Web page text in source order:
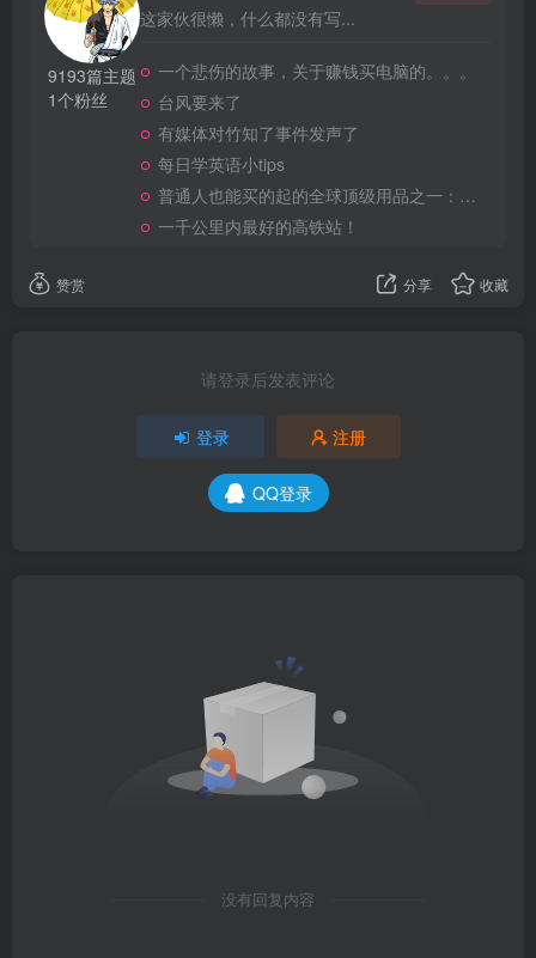
9193篇主题
1个粉丝
这家伙很懒，什么都没有写...
一个悲伤的故事，关于赚钱买电脑的。。。
台风要来了
有媒体对竹知了事件发声了
每日学英语小tips
普通人也能买的起的全球顶级用品之一：WD-40润滑除锈剂！
一千公里内最好的高铁站！
赞赏 分享 收藏
请登录后发表评论
登录 注册
QQ登录
没有回复内容